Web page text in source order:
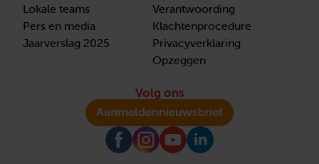
Lokale teams
Pers en media
Jaarverslag 2025
Verantwoording
Klachtenprocedure
Privacyverklaring
Opzeggen
Volg ons
Aanmeldennieuwsbrief